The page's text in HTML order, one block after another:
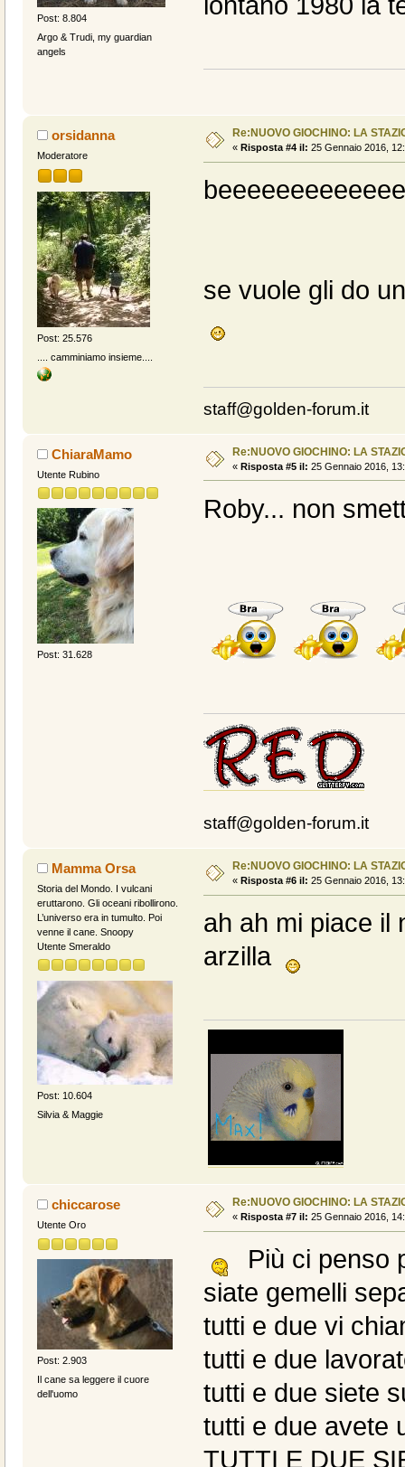
Post: 8.804
Argo & Trudi, my guardian
angels
orsidanna
Moderatore
Post: 25.576
.... camminiamo insieme....
Re:NUOVO GIOCHINO: LA
« Risposta #4 il: 25 Gennaio 2016,
se vuole gli do
staff@golden-forum.it
ChiaraMamo
Utente Rubino
Post: 31.628
Re:NUOVO GIOCHINO: LA
« Risposta #5 il: 25 Gennaio 2016,
Roby... non
staff@golden-forum.it
Mamma Orsa
Storia del Mondo. I vulcani
eruttarono. Gli oceani ribollirono.
L’universo era in tumulto. Poi
venne il cane. Snoopy
Utente Smeraldo
Post: 10.604
Silvia & Maggie
Re:NUOVO GIOCHINO: LA
« Risposta #6 il: 25 Gennaio 2016,
ah ah mi piace il
arzilla
chiccarose
Utente Oro
Post: 2.903
Il cane sa leggere il cuore
dell'uomo
Re:NUOVO GIOCHINO: LA
« Risposta #7 il: 25 Gennaio 2016,
Più ci penso
siate gemelli
tutti e due vi
tutti e due
tutti e due siete
tutti e due avete
TUTTI E DUE